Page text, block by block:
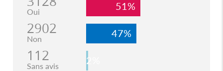
Oui 51%
2902
Non 47%
112
Sans avis 2%